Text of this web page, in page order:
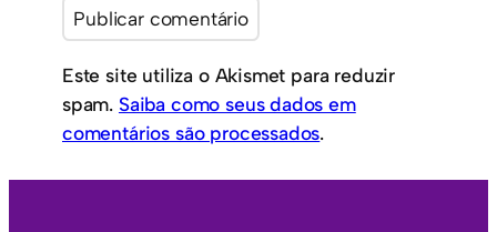
Este site utiliza o Akismet para reduzir
spam. Saiba como seus dados em
comentários são processados.